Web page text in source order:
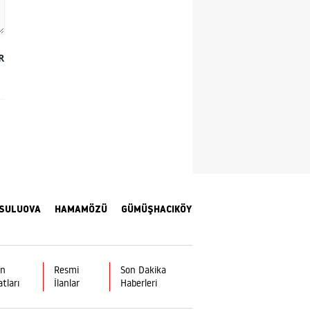
Şanlıurfa
Uşak
Van
HAMAMÖZÜ GÜMÜŞHACIKÖY
Resmi
İlanlar
Son Dakika
Haberleri